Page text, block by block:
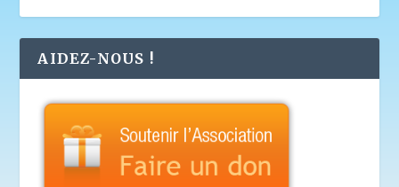
AIDEZ-NOUS !